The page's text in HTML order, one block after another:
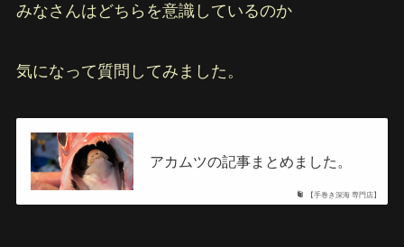
みなさんはどちらを意識しているのか
気になって質問してみました。
【手巻き深海 専門店】
アカムツの記事まとめました。